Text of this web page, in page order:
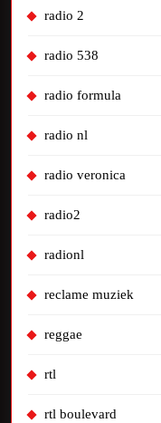
radio 2
radio 538
radio formula
radio nl
radio veronica
radio2
radionl
reclame muziek
reggae
rtl
rtl boulevard